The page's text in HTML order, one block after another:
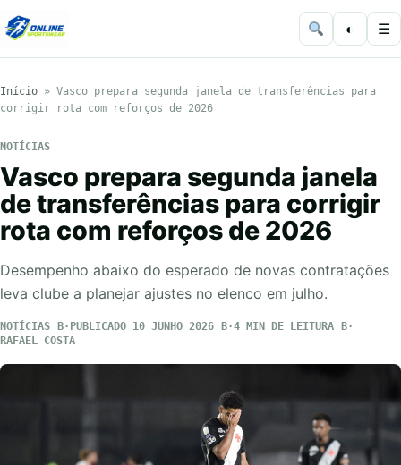
◐ ☰
Início » Vasco prepara segunda janela de transferências para
corrigir rota com reforços de 2026
NOTÍCIAS
Vasco prepara segunda janela
de transferências para corrigir
rota com reforços de 2026
Desempenho abaixo do esperado de novas contratações
leva clube a planejar ajustes no elenco em julho.
NOTÍCIAS PUBLICADO 10 JUNHO 2026
4 MIN DE LEITURA
RAFAEL COSTA